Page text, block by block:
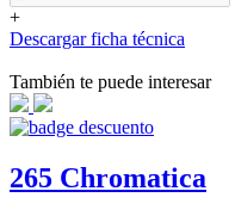
+
Descargar ficha técnica
También te puede interesar
265 Chromatica